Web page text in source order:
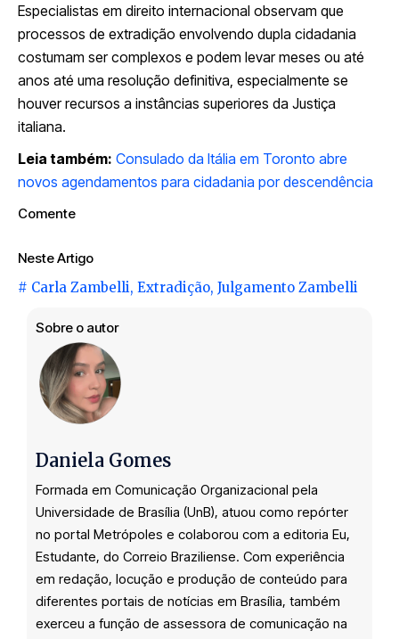
Especialistas em direito internacional observam que
processos de extradição envolvendo dupla cidadania
costumam ser complexos e podem levar meses ou até
anos até uma resolução definitiva, especialmente se
houver recursos a instâncias superiores da Justiça
italiana.
Leia também: Consulado da Itália em Toronto abre
novos agendamentos para cidadania por descendência
Comente
Neste Artigo
# Carla Zambelli, Extradição, Julgamento Zambelli
Sobre o autor
Daniela Gomes
Formada em Comunicação Organizacional pela
Universidade de Brasília (UnB), atuou como repórter
no portal Metrópoles e colaborou com a editoria Eu,
Estudante, do Correio Braziliense. Com experiência
em redação, locução e produção de conteúdo para
diferentes portais de notícias em Brasília, também
exerceu a função de assessora de comunicação na